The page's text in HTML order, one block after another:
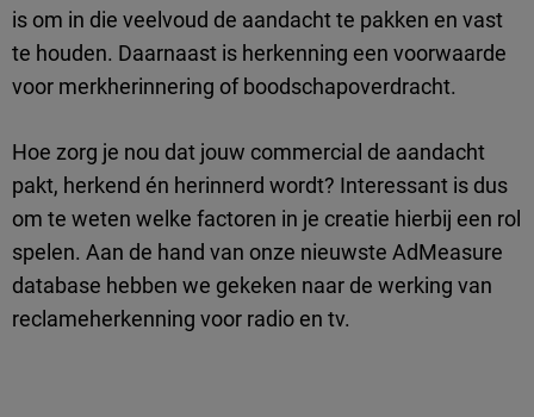
is om in die veelvoud de aandacht te pakken en vast
te houden. Daarnaast is herkenning een voorwaarde
voor merkherinnering of boodschapoverdracht.
Hoe zorg je nou dat jouw commercial de aandacht
pakt, herkend én herinnerd wordt? Interessant is dus
om te weten welke factoren in je creatie hierbij een rol
spelen. Aan de hand van onze nieuwste AdMeasure
database hebben we gekeken naar de werking van
reclameherkenning voor radio en tv.